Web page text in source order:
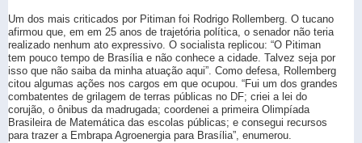
Um dos mais criticados por Pitiman foi Rodrigo Rollemberg. O tucano
afirmou que, em em 25 anos de trajetória política, o senador não teria
realizado nenhum ato expressivo. O socialista replicou: “O Pitiman
tem pouco tempo de Brasília e não conhece a cidade. Talvez seja por
isso que não saiba da minha atuação aqui”. Como defesa, Rollemberg
citou algumas ações nos cargos em que ocupou. “Fui um dos grandes
combatentes de grilagem de terras públicas no DF; criei a lei do
corujão, o ônibus da madrugada; coordenei a primeira Olimpíada
Brasileira de Matemática das escolas públicas; e consegui recursos
para trazer a Embrapa Agroenergia para Brasília”, enumerou.